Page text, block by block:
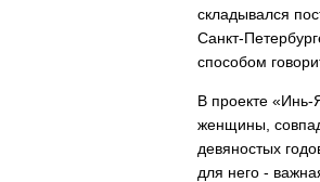
складывался
Санкт-
способом
В проекте «Инь-
женщины,
девяностых
для него -